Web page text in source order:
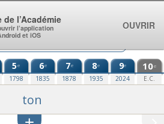
5e
1798
6e
1835
7e
1878
8e
1935
9e
2024
10e
E.C.
ton
l’Académie
l’application
et iOS
OUVRIR